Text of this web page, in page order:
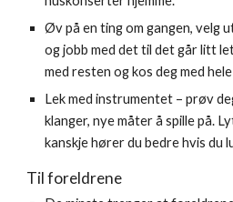
Øv på en ting om gangen, velg
og jobb med det til det går litt
med resten og kos deg med
Lek med instrumentet – prøv
klanger, nye måter å spille på.
kanskje hører du bedre hvis du
Til foreldrene